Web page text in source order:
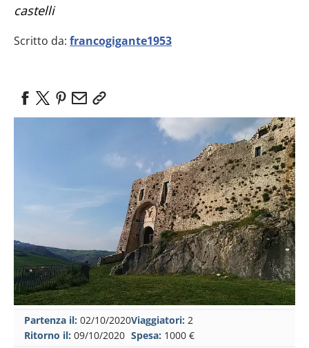
castelli
Scritto da: francogigante1953
Partenza il: 02/10/2020
Ritorno il: 09/10/2020
Viaggiatori: 2
Spesa: 1000 €